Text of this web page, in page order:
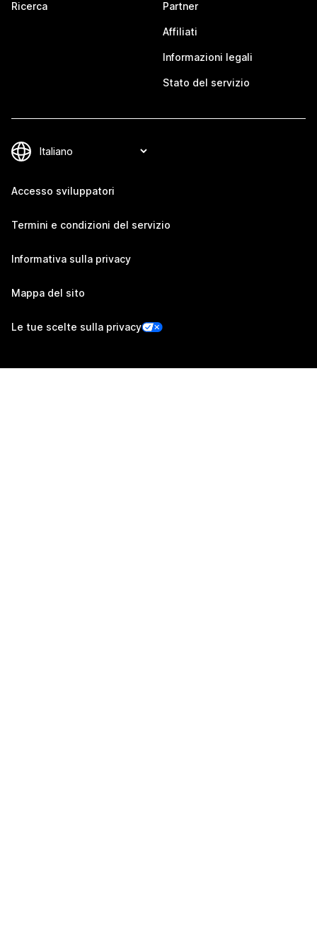
Ricerca Partner
Affiliati
Informazioni legali
Stato del servizio
Accesso sviluppatori
Termini e condizioni del servizio
Informativa sulla privacy
Mappa del sito
Le tue scelte sulla privacy